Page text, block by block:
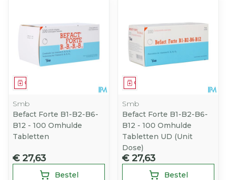
Geneesmiddel
Smb
Befact Forte B1-B2-B6-
B12 - 100 Omhulde
Tabletten
€ 27,63
Bestel
Geneesmiddel
Smb
Befact Forte B1-B2-B6-
B12 - 100 Omhulde
Tabletten UD (Unit
Dose)
€ 27,63
Bestel